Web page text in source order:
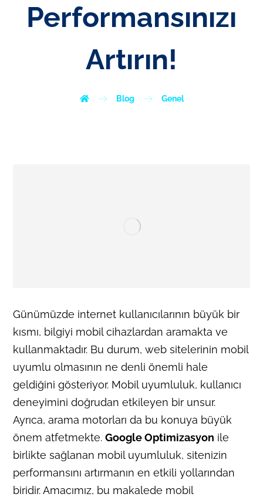
Performansınızı
Artırın!
Blog Genel
Günümüzde internet kullanıcılarının büyük bir
kısmı, bilgiyi mobil cihazlardan aramakta ve
kullanmaktadır. Bu durum, web sitelerinin mobil
uyumlu olmasının ne denli önemli hale
geldiğini gösteriyor. Mobil uyumluluk, kullanıcı
deneyimini doğrudan etkileyen bir unsur.
Ayrıca, arama motorları da bu konuya büyük
önem atfetmekte.Google Optimizasyon ile
birlikte sağlanan mobil uyumluluk, sitenizin
performansını artırmanın en etkili yollarından
biridir. Amacımız, bu makalede mobil